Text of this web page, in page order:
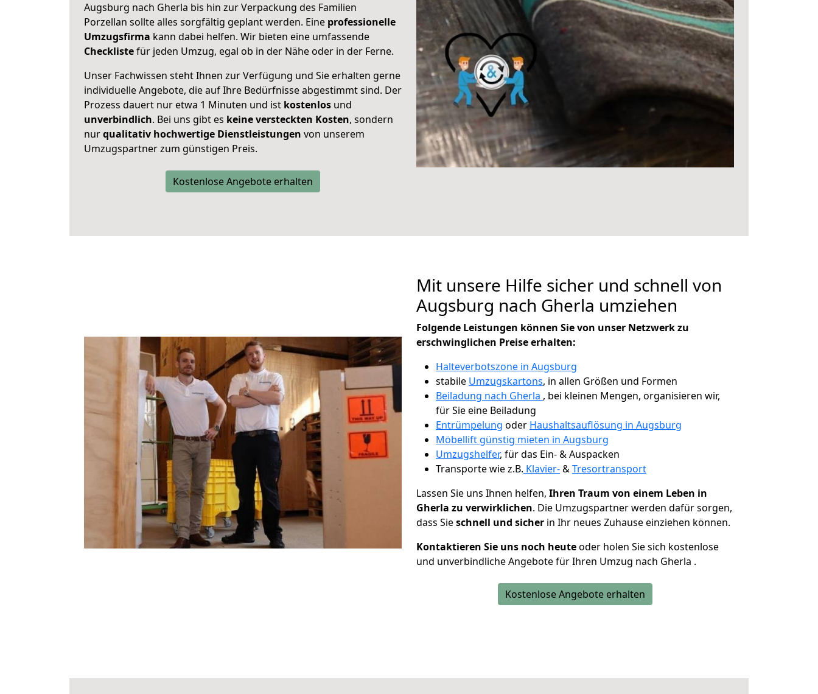
Augsburg nach Gherla bis hin zur Verpackung des Familien
Porzellan sollte alles sorgfältig geplant werden. Eine professionelle
Umzugsfirma kann dabei helfen. Wir bieten eine umfassende
Checklistefür jeden Umzug, egal ob in der Nähe oder in der Ferne.
Unser Fachwissen steht Ihnen zur Verfügung und Sie erhalten gerne
individuelle Angebote, die auf Ihre Bedürfnisse abgestimmt sind. Der
Prozess dauert nur etwa 1 Minuten und ist kostenlos und
unverbindlich. Bei uns gibt es keine versteckten Kosten, sondern
nurqualitativ hochwertige Dienstleistungen von unserem
Umzugspartner zum günstigen Preis.
Kostenlose Angebote erhalten
Mit unsere Hilfe sicher und schnell von
Augsburg nach Gherla umziehen
Folgende Leistungen können Sie von unser Netzwerk zu
erschwinglichen Preise erhalten:
Halteverbotszone in Augsburg
stabile Umzugskartons, in allen Größen und Formen
Beiladung nach Gherla , bei kleinen Mengen, organisieren wir,
für Sie eine Beiladung
Entrümpelung oder Haushaltsauflösung in Augsburg
Möbellift günstig mieten in Augsburg
Umzugshelfer, für das Ein- & Auspacken
Transporte wie z.B. Klavier-&Tresortransport
Lassen Sie uns Ihnen helfen, Ihren Traum von einem Leben in
Gherla zu verwirklichen. Die Umzugspartner werden dafür sorgen,
dass Sieschnell und sicher in Ihr neues Zuhause einziehen können.
Kontaktieren Sie uns noch heuteoder holen Sie sich kostenlose
und unverbindliche Angebote für Ihren Umzug nach Gherla .
Kostenlose Angebote erhalten